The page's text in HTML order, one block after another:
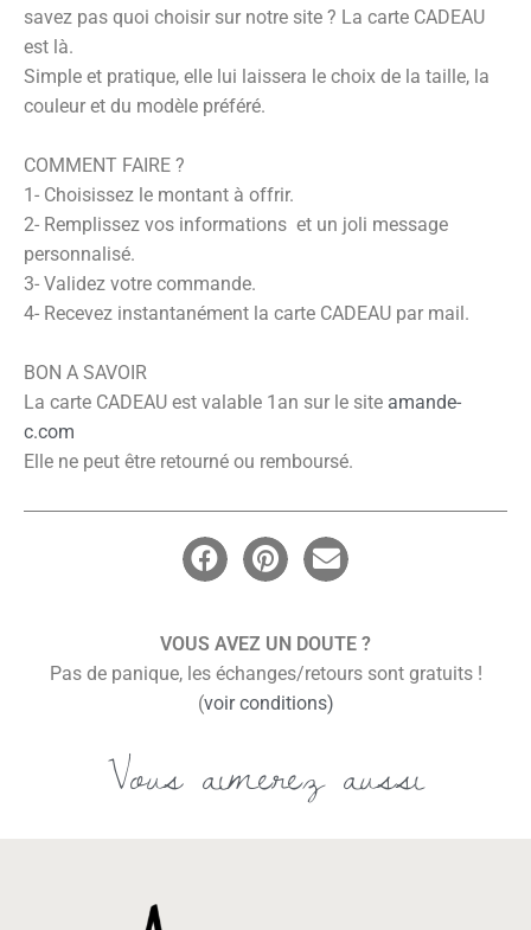
savez pas quoi choisir sur notre site ? La carte CADEAU
est là.
Simple et pratique, elle lui laissera le choix de la taille, la
couleur et du modèle préféré.
COMMENT FAIRE ?
1- Choisissez le montant à offrir.
2- Remplissez vos informations et un joli message
personnalisé.
3- Validez votre commande.
4- Recevez instantanément la carte CADEAU par mail.
BON A SAVOIR
La carte CADEAU est valable 1an sur le site amande-
c.com
Elle ne peut être retourné ou remboursé.
VOUS AVEZ UN DOUTE ?
Pas de panique, les échanges/retours sont gratuits !
(voir conditions)
Vous aimerez aussi